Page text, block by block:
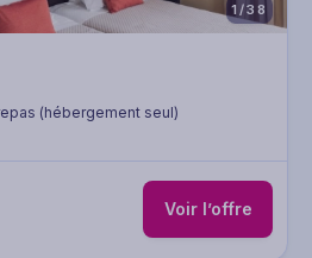
1/38
(hébergement seul)
Voir l’offre